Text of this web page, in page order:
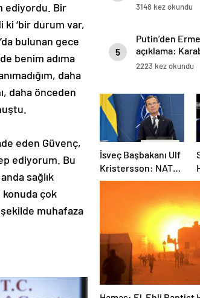
ediyordu. Bir
ki ‘bir durum var,
bulunan gece
benim adıma
daha
daha önceden
eden Güvenç,
ediyorum. Bu
sağlık
çok
muhafaza
3148 kez okundu
5
Putin’den
açıklama:
Azerbaycan’ın
2223 kez okundu
İsveç Başbakanı Ulf
Kristersson: NATO
ülkeleri savunma